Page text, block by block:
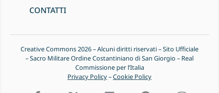
CONTATTI
Creative Commons 2026 – Alcuni diritti riservati – Sito Ufficiale
– Sacro Militare Ordine Costantiniano di San Giorgio – Real
Commissione per l’Italia
Privacy Policy–Cookie Policy